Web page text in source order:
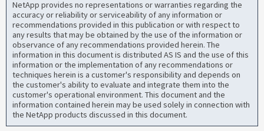
NetApp provides no representations or warranties regarding the
accuracy or reliability or serviceability of any information or
recommendations provided in this publication or with respect to
any results that may be obtained by the use of the information or
observance of any recommendations provided herein. The
information in this document is distributed AS IS and the use of this
information or the implementation of any recommendations or
techniques herein is a customer's responsibility and depends on
the customer's ability to evaluate and integrate them into the
customer's operational environment. This document and the
information contained herein may be used solely in connection with
the NetApp products discussed in this document.